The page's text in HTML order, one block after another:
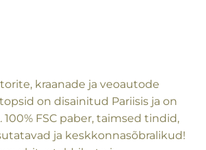
kraanade ja veoautode
on disainitud Pariisis ja on
100% FSC paber, taimsed tindid,
ja keskkonnasõbralikud!